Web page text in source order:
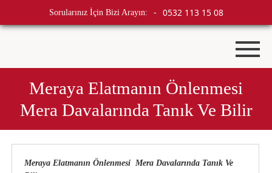
Sorularınız İçin Bizi Arayın: - 0532 113 15 08
Meraya Elatmanın Önlenmesi
Mera Davalarında Tanık Ve Bilir
Meraya Elatmanın Önlenmesi Mera Davalarında Tanık Ve